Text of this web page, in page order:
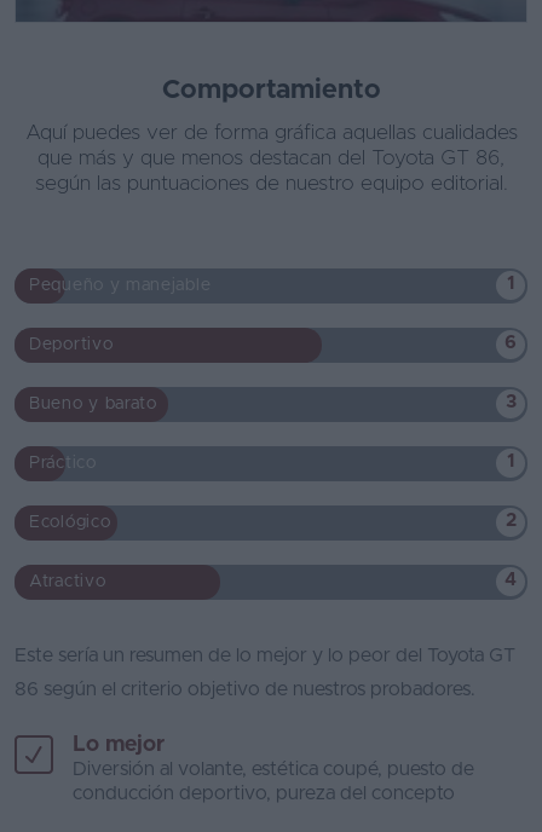
Comportamiento
Aquí puedes ver de forma gráfica aquellas cualidades
que más y que menos destacan del Toyota GT 86,
según las puntuaciones de nuestro equipo editorial.
Pequeño y manejable 1
Deportivo 6
Bueno y barato 3
Práctico 1
Ecológico 2
Atractivo 4
Este sería un resumen de lo mejor y lo peor del Toyota GT
86 según el criterio objetivo de nuestros probadores.
Lo mejor
Diversión al volante, estética coupé, puesto de
conducción deportivo, pureza del concepto